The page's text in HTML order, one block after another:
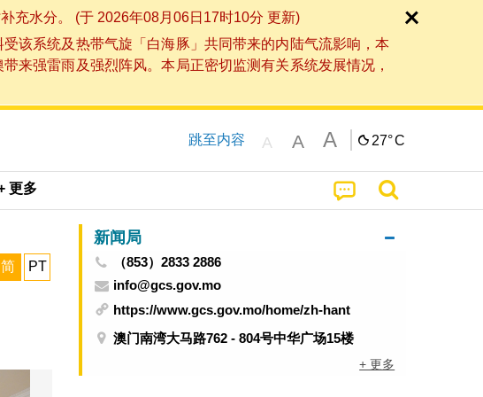
充水分。 (于 2026年08月06日17时10分 更新)
该系统及热带气旋「白海豚」共同带来的内陆气流影响，本
来强雷雨及强烈阵风。本局正密切监测有关系统发展情况，
跳至内容 A A A 27°C
更多
简 PT
新闻局
（853）2833 2886
info@gcs.gov.mo
https://www.gcs.gov.mo/home/zh-hant
澳门南湾大马路762 - 804号中华广场15楼
+ 更多